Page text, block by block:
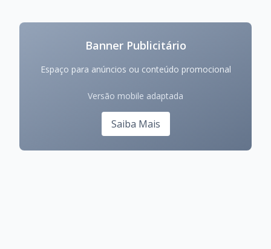
Banner Publicitário
Espaço para anúncios ou conteúdo promocional
Versão mobile adaptada
Saiba Mais